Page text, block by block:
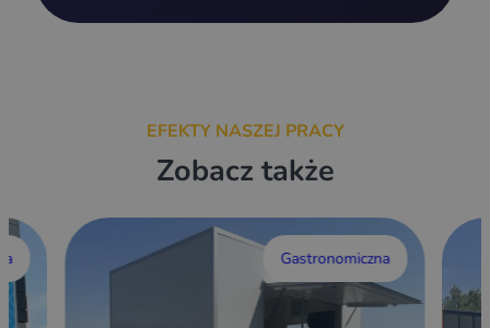
EFEKTY NASZEJ PRACY
Zobacz także
Gastronomiczna